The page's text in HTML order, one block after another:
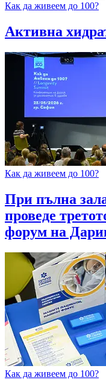
Как да живеем до 100?
Активна
Как да живеем до 100?
При пълна
проведе
форум на
Как да живеем до 100?